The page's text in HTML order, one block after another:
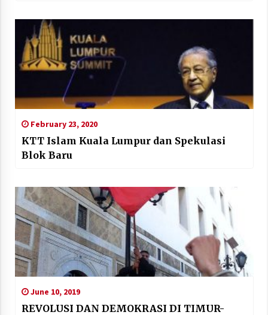
February 23, 2020
KTT Islam Kuala Lumpur dan Spekulasi
Blok Baru
June 10, 2019
REVOLUSI DAN DEMOKRASI DI TIMUR-